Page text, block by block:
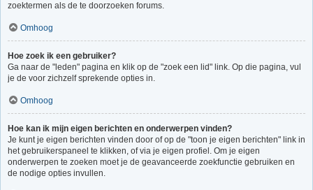
zoektermen als de te doorzoeken forums.
Omhoog
Hoe zoek ik een gebruiker?
Ga naar de "leden" pagina en klik op de "zoek een lid" link. Op die pagina, vul
je de voor zichzelf sprekende opties in.
Omhoog
Hoe kan ik mijn eigen berichten en onderwerpen vinden?
Je kunt je eigen berichten vinden door of op de "toon je eigen berichten" link in
het gebruikerspaneel te klikken, of via je eigen profiel. Om je eigen
onderwerpen te zoeken moet je de geavanceerde zoekfunctie gebruiken en
de nodige opties invullen.